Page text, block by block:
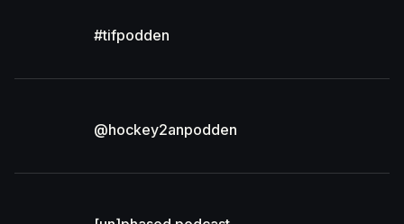
#tifpodden
@hockey2anpodden